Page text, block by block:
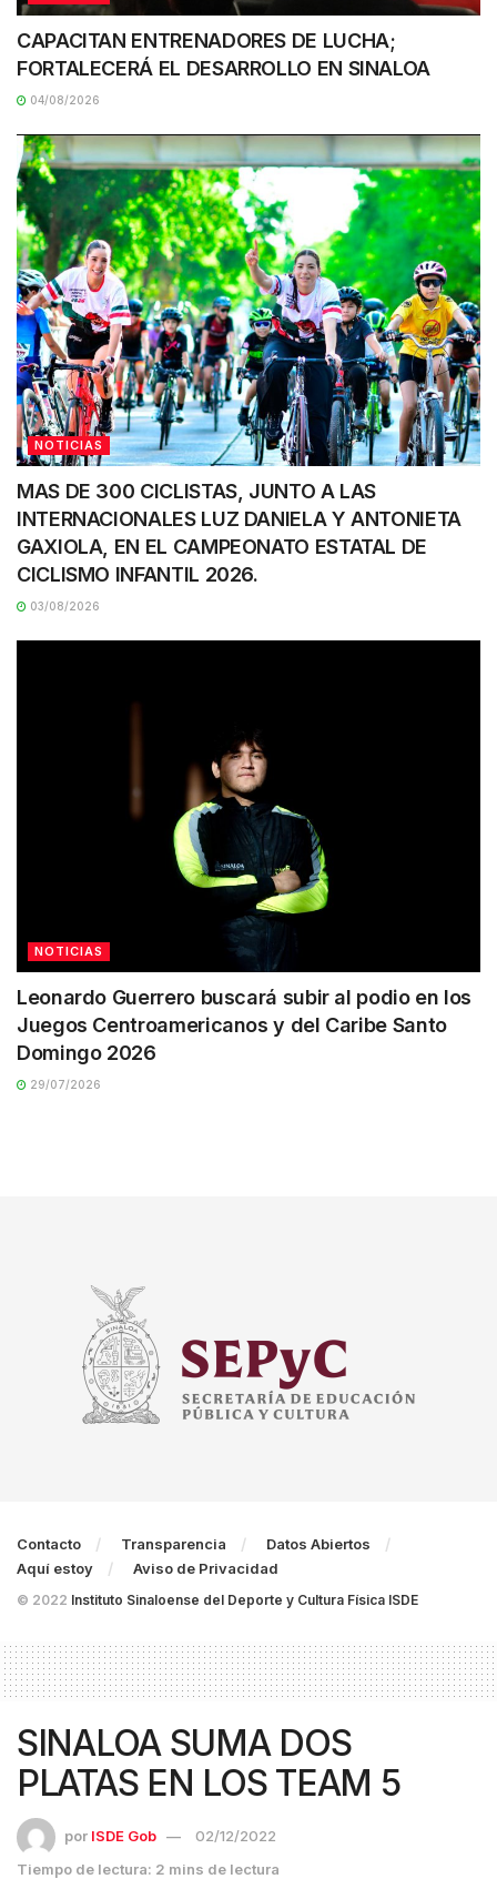
CAPACITAN ENTRENADORES DE LUCHA;
FORTALECERÁ EL DESARROLLO EN SINALOA
04/08/2026
NOTICIAS
MAS DE 300 CICLISTAS, JUNTO A LAS
INTERNACIONALES LUZ DANIELA Y ANTONIETA
GAXIOLA, EN EL CAMPEONATO ESTATAL DE
CICLISMO INFANTIL 2026.
03/08/2026
NOTICIAS
Leonardo Guerrero buscará subir al podio en los
Juegos Centroamericanos y del Caribe Santo
Domingo 2026
29/07/2026
Contacto Transparencia
Datos Abiertos
Aquí estoy
Aviso de Privacidad
© 2022 Instituto Sinaloense del Deporte y Cultura Física ISDE
SINALOA SUMA DOS
PLATAS EN LOS TEAM 5
por ISDE Gob
02/12/2022
Tiempo de lectura: 2 mins de lectura